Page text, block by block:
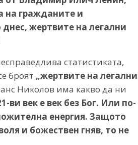
на гражданите и
днес, жертвите на легални
статистиката,
броят „жертвите на легални
Николов има какво да ни
ви век е век без Бог. Или по-
енергия. Защото
и божествен гняв, то не